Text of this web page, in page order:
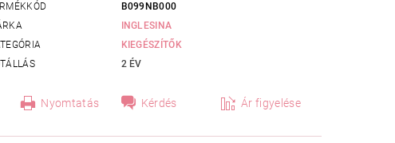
B099NB000
INGLESINA
KIEGÉSZÍTŐK
2 ÉV
Nyomtatás Kérdés Ár figyelése